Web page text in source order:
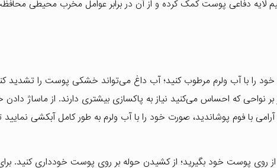
لایه دفاعی پوست کمک کرده و از آن در برابر عوامل مخرب محیطی
را با آب ولرم مرطوب کنید؛ آب داغ می‌تواند خشکی پوست را تشدید
نواحی که احساس می‌کنید نیاز به پاکسازی بیشتری دارند. از ماساژ
با فوم پوشاندید، صورت خود را با آب ولرم به طور کامل آبکشی نمایید
از روی پوست خود بگیرید؛ از کشیدن حوله بر روی پوست خودداری کنید.